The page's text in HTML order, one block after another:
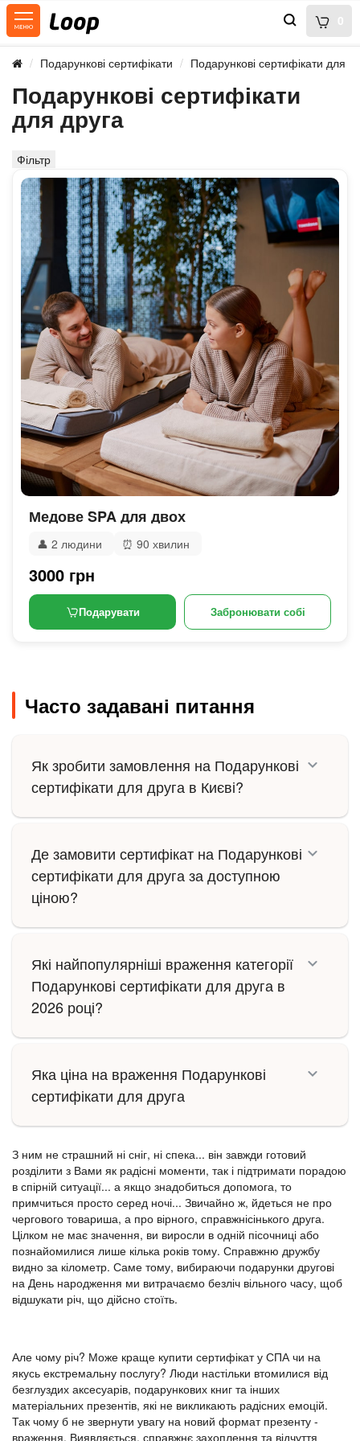
0
Подарункові сертифікати Подарункові сертифікати для
Подарункові сертифікати
для друга
Фільтр
Медове SPA для двох
👤 2 людини ⏰ 90 хвилин
3000 грн
Подарувати Забронювати собі
Часто задавані питання
Як зробити замовлення на Подарункові
сертифікати для друга в Києві?
Де замовити сертифікат на Подарункові
сертифікати для друга за доступною
ціною?
Які найпопулярніші враження категорії
Подарункові сертифікати для друга в
2026 році?
Яка ціна на враження Подарункові
сертифікати для друга
З ним не страшний ні сніг, ні спека... він завжди готовий
розділити з Вами як радісні моменти, так і підтримати порадою
в спірній ситуації... а якщо знадобиться допомога, то
примчиться просто серед ночі... Звичайно ж, йдеться не про
чергового товариша, а про вірного, справжнісінького друга.
Цілком не має значення, ви виросли в одній пісочниці або
познайомилися лише кілька років тому. Справжню дружбу
видно за кілометр. Саме тому, вибираючи подарунки другові
на День народження ми витрачаємо безліч вільного часу, щоб
відшукати річ, що дійсно стоїть.
Але чому річ? Може краще купити сертифікат у СПА чи на
якусь екстремальну послугу? Люди настільки втомилися від
безглуздих аксесуарів, подарункових книг та інших
матеріальних презентів, які не викликають радісних емоцій.
Так чому б не звернути увагу на новий формат презенту -
враження. Виявляється, справжнє захоплення та відчуття